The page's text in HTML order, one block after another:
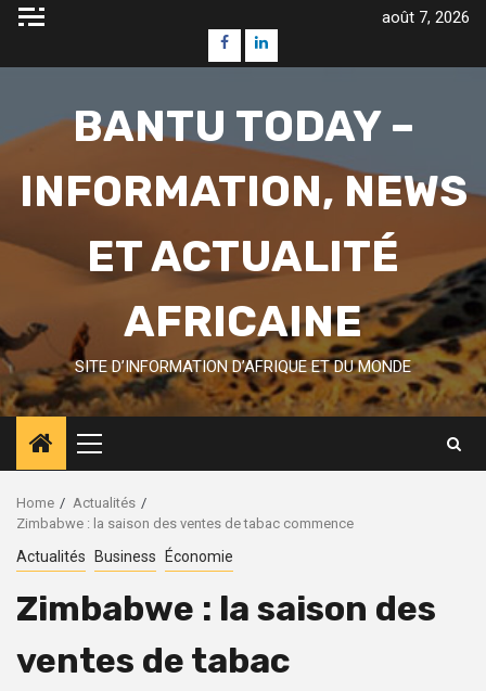
Skip
août 7, 2026
FacebookLinkedin
BANTU TODAY –
INFORMATION, NEWS
ET ACTUALITÉ
AFRICAINE
SITE D’INFORMATION D’AFRIQUE ET DU MONDE
Primary
Menu
Home
Actualités
Zimbabwe : la saison des ventes de tabac commence
Actualités Business Économie
Zimbabwe : la saison des
ventes de tabac